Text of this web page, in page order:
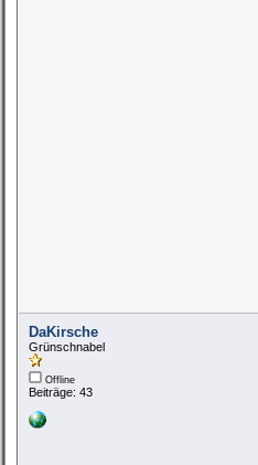
DaKirsche
Grünschnabel
Offline
Beiträge: 43